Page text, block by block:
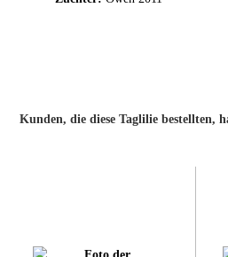
Kunden, die diese Taglilie bestellten,